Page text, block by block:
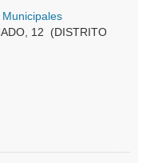
12 (DISTRITO